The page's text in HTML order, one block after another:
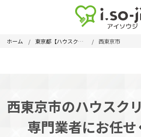
ホーム 東京都【ハウスクリーニング】 西東京市
西東京市のハウスク
専門業者にお任